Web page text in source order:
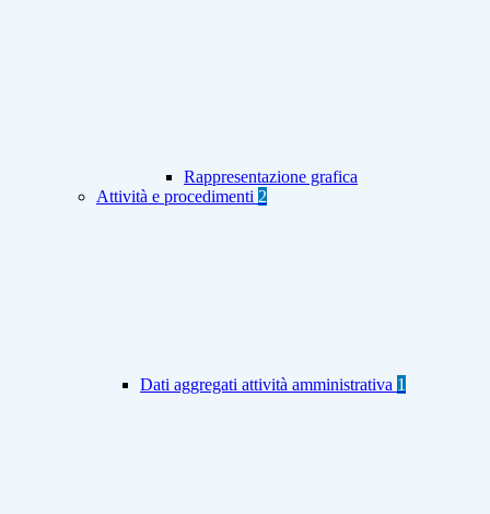
Rappresentazione grafica
Attività e procedimenti 2
Dati aggregati attività amministrativa 1